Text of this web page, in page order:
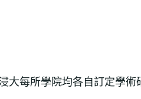
大每所學院均各自訂定學